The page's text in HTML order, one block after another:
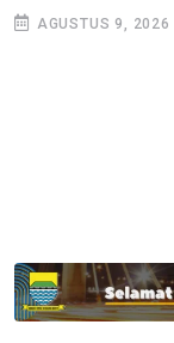
AGUSTUS 9, 2026